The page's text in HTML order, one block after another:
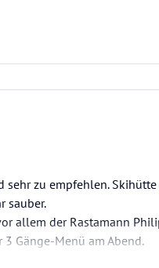
sehr zu empfehlen.
sauber.
allem der Rastamann
Gänge-Menü am Abend.